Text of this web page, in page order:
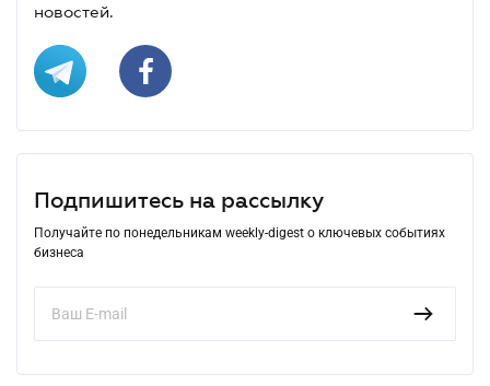
новостей.
Подпишитесь на рассылку
Получайте по понедельникам weekly-digest о ключевых событиях
бизнеса